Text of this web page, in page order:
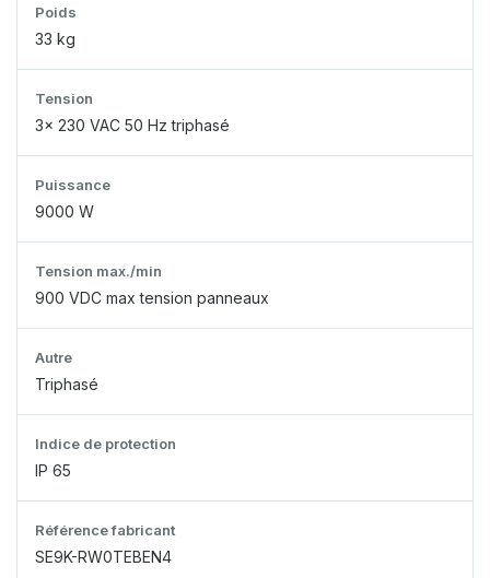
Poids
33 kg
Tension
3x 230 VAC 50 Hz triphasé
Puissance
9000 W
Tension max./min
900 VDC max tension panneaux
Autre
Triphasé
Indice de protection
IP 65
Référence fabricant
SE9K-RW0TEBEN4